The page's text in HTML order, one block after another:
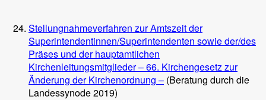
Stellungnahmeverfahren zur Amtszeit der
Superintendentinnen/Superintendenten sowie der/des
Präses und der hauptamtlichen
Kirchenleitungsmitglieder – 66. Kirchengesetz zur
Änderung der Kirchenordnung – (Beratung durch die
Landessynode 2019)